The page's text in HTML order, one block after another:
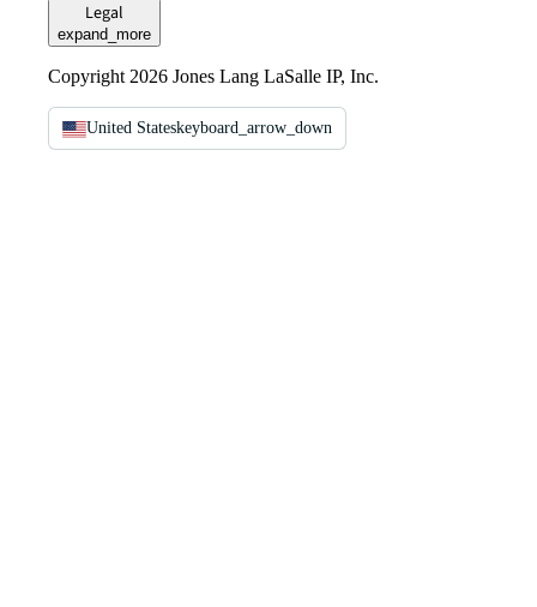
Legal
expand_more
Copyright 2026 Jones Lang LaSalle IP, Inc.
United Stateskeyboard_arrow_down